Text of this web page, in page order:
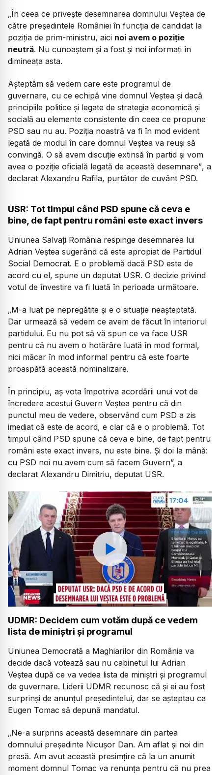
„În ceea ce privește desemnarea domnului Veștea de
către președintele României în funcția de candidat la
poziția de prim-ministru, aici noi avem o poziție
neutră. Nu cunoaștem și a fost și noi informați în
dimineața asta.
Așteptăm să vedem care este programul de
guvernare, cu ce echipă vine domnul Veștea și dacă
principiile politice și legate de strategia economică și
socială au elemente consistente din ceea ce propune
PSD sau nu au. Poziția noastră va fi în mod evident
legată de modul în care domnul Veștea va reuși să
convingă. O să avem discuție extinsă în partid și vom
avea o poziție oficială legată de această desemnare”, a
declarat Alexandru Rafila, purtător de cuvânt PSD.
USR: Tot timpul când PSD spune că ceva e
bine, de fapt pentru români este exact invers
Uniunea Salvați România respinge desemnarea lui
Adrian Veștea sugerând că este apropiat de Partidul
Social Democrat. E o problemă dacă PSD este de
acord cu el, spune un deputat USR. O decizie privind
votul de învestire va fi luată în perioada următoare.
„M-a luat pe nepregătite și e o situație neașteptată.
Dar urmează să vedem ce avem de făcut în interiorul
partidului. Eu nu pot să vă spun ce va face USR
pentru că nu avem o hotărâre luată în mod formal,
nici măcar în mod informal pentru că este foarte
proaspătă această nominalizare.
În principiu, aș vota împotriva acordării unui vot de
încredere acestui Guvern Veștea pentru că din
punctul meu de vedere, observând cum PSD a zis
imediat că este de acord, e clar că e o problemă. Tot
timpul când PSD spune că ceva e bine, de fapt pentru
români este exact invers, nu este bine. Și doi la mână:
cu PSD noi nu avem cum să facem Guvern”, a
declarat Alexandru Dimitriu, deputat USR.
Watch
UDMR: Decidem cum votăm după ce vedem
lista de miniștri și programul
Uniunea Democrată a Maghiarilor din România va
decide dacă votează sau nu cabinetul lui Adrian
Veștea după ce va vedea lista de miniștri și programul
de guvernare. Liderii UDMR recunosc că și ei au fost
surprinși de anunțul președintelui, dar se așteptau ca
Eugen Tomac să depună mandatul.
„Ne-a surprins această desemnare din partea
domnului președinte Nicușor Dan. Am aflat și noi din
presă. Am avut această presimțire că la un anumit
moment domnul Tomac va renunța pentru că nu prea